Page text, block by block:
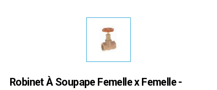
Robinet À Soupape Femelle x Femelle -